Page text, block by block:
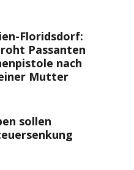
Floridsdorf:
Passanten
nach
Mutter
sollen